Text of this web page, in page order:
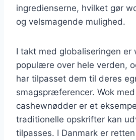
ingredienserne, hvilket gør
og velsmagende mulighed.
I takt med globaliseringen er
populære over hele verden,
har tilpasset dem til deres
smagspræferencer. Wok
cashewnødder er et
traditionelle opskrifter kan
tilpasses. I Danmark er